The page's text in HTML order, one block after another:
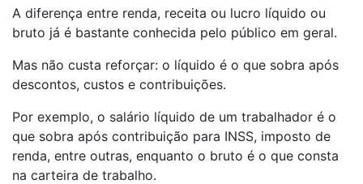
A diferença entre renda, receita ou lucro líquido ou
bruto já é bastante conhecida pelo público em geral.
Mas não custa reforçar: o líquido é o que sobra após
descontos, custos e contribuições.
Por exemplo, o salário líquido de um trabalhador é o
que sobra após contribuição para INSS, imposto de
renda, entre outras, enquanto o bruto é o que consta
na carteira de trabalho.